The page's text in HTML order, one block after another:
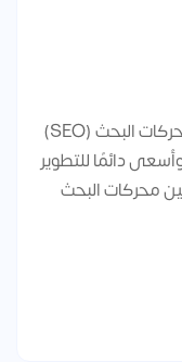
انا احمد شكل، متخصص في تحسين محركات البحث (SEO)
في هذا المجال منذ عام 2020، وأسعى دائمًا للتطوير
محركات البحث